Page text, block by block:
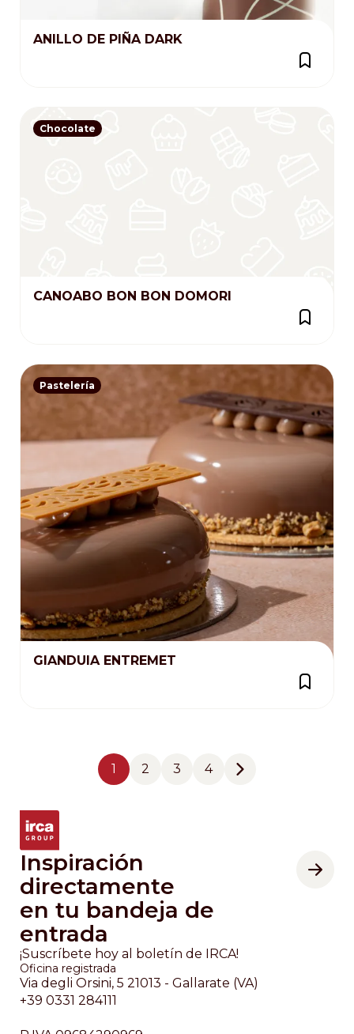
ANILLO DE PIÑA DARK
Chocolate
CANOABO BON BON DOMORI
Pastelería
GIANDUIA ENTREMET
Página
1 Página
2 Página
3 Página
4 Next page
Inspiración
directamente
en tu bandeja de
entrada
¡Suscríbete hoy al boletín de IRCA!
Oficina registrada
Via degli Orsini, 5 21013 - Gallarate (VA)
+39 0331 284111